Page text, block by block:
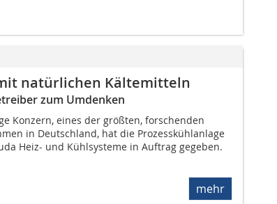
natürlichen Kältemitteln
zum Umdenken
Konzern, eines der größten, forschenden
in Deutschland, hat die Prozesskühlanlage
Heiz- und Kühlsysteme in Auftrag gegeben.
mehr